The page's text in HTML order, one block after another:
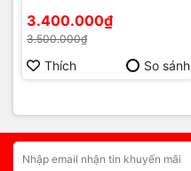
3.400.000₫
3.500.000₫
Thích So sánh